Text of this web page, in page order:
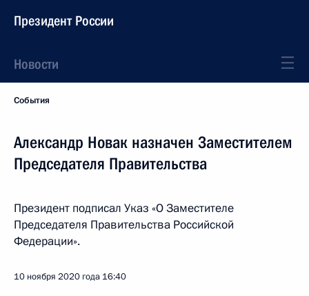
Президент России
Новости
События
Александр Новак назначен Заместителем
Председателя Правительства
Президент подписал Указ «О Заместителе
Председателя Правительства Российской
Федерации».
10 ноября 2020 года 16:40